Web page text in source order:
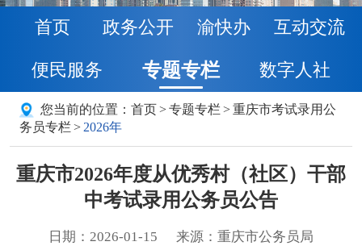
首页 政务公开 渝快办 互动交流
便民服务 专题专栏 数字人社
您当前的位置：首页 > 专题专栏 > 重庆市考试录用公
务员专栏 >2026年
重庆市2026年度从优秀村（社区）干部
中考试录用公务员公告
日期：2026-01-15 来源：重庆市公务员局